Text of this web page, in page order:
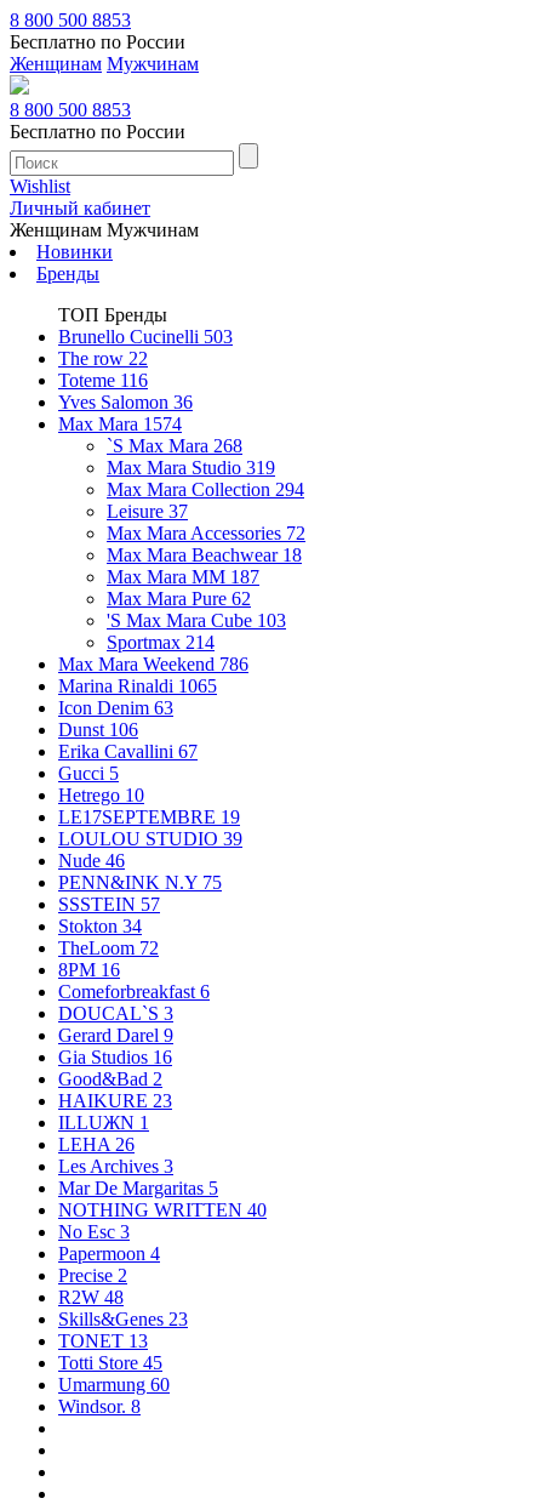
8 800 500 8853
Бесплатно по России
Женщинам Мужчинам
8 800 500 8853
Бесплатно по России
Wishlist
Личный кабинет
Женщинам Мужчинам
Новинки
Бренды
ТОП Бренды
Brunello Cucinelli 503
The row 22
Toteme 116
Yves Salomon 36
Max Mara 1574
`S Max Mara 268
Max Mara Studio 319
Max Mara Collection 294
Leisure 37
Max Mara Accessories 72
Max Mara Beachwear 18
Max Mara MM 187
Max Mara Pure 62
'S Max Mara Cube 103
Sportmax 214
Max Mara Weekend 786
Marina Rinaldi 1065
Icon Denim 63
Dunst 106
Erika Cavallini 67
Gucci 5
Hetrego 10
LE17SEPTEMBRE 19
LOULOU STUDIO 39
Nude 46
PENN&INK N.Y 75
SSSTEIN 57
Stokton 34
TheLoom 72
8PM 16
Comeforbreakfast 6
DOUCAL`S 3
Gerard Darel 9
Gia Studios 16
Good&Bad 2
HAIKURE 23
ILLUЖN 1
LEHA 26
Les Archives 3
Mar De Margaritas 5
NOTHING WRITTEN 40
No Esc 3
Papermoon 4
Precise 2
R2W 48
Skills&Genes 23
TONET 13
Totti Store 45
Umarmung 60
Windsor. 8